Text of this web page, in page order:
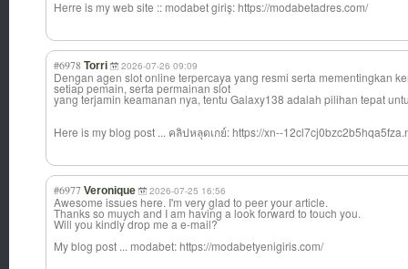
Herre is my web site :: modabet giriş: https://modabetadres.com/
#6978 Torri 2026-07-26 09:09
Dengan agen slot online terpercaya yang resmi serta mementingkan
setiap pemain, serta permainan slot
yang terjamin keamanan nya, tentu Galaxy138 adalah pilihan tepat
Here is my blog post ... คลิปหลุดเกย์: https://xn--
#6977 Veronique 2026-07-25 16:56
Awesome issues here. I'm very glad to peer your article.
Thanks so muych and I am having a look forward to touch you.
Will you kindly drop me a e-mail?
My blog post ... modabet: https://modabetyenigiris.com/